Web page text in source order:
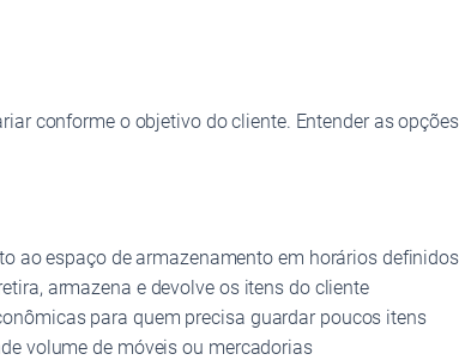
conforme o objetivo do cliente. Entender as
ao espaço de armazenamento em horários
armazena e devolve os itens do cliente
para quem precisa guardar poucos itens
volume de móveis ou mercadorias